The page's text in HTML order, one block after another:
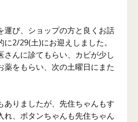
運び、ショップの方と良くお話
に2/29(土)にお迎えしました。
さんに診てもらい、カビが少し
薬をもらい、次の土曜日にまた
ありましたが、先住ちゃんもす
れ、ボタンちゃんも先住ちゃん